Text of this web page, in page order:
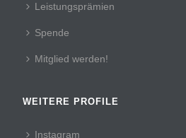
Leistungsprämien
Spende
Mitglied werden!
WEITERE PROFILE
Instagram